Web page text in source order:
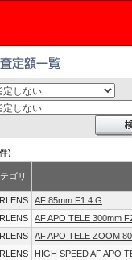
)
ゴリ
AF 85mm F1.4 G
AF APO TELE 300mm
AF APO TELE ZOOM
HIGH SPEED AF APO